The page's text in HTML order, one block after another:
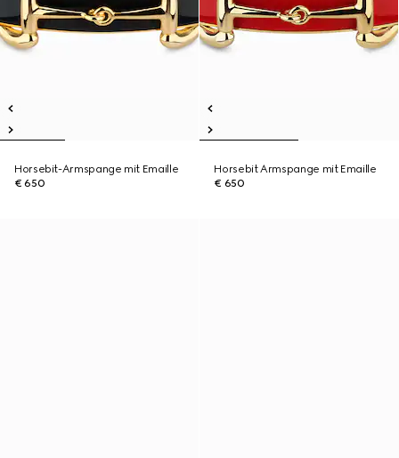
Horsebit-Armspange mit Emaille
€ 650
Horsebit Armspange mit Emaille
€ 650